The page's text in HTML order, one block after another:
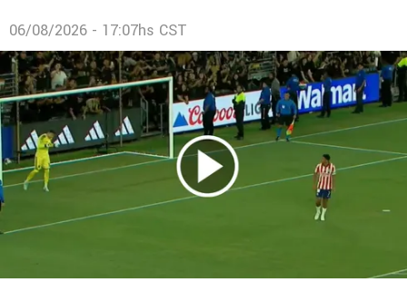
06/08/2026 - 17:07hs CST